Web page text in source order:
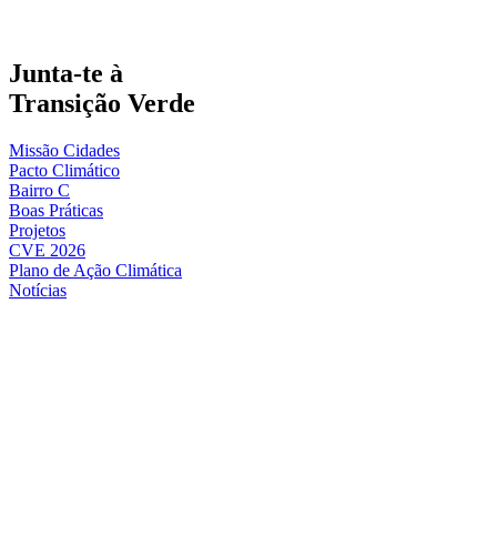
Junta-te à
Transição Verde
Missão Cidades
Pacto Climático
Bairro C
Boas Práticas
Projetos
CVE 2026
Plano de Ação Climática
Notícias